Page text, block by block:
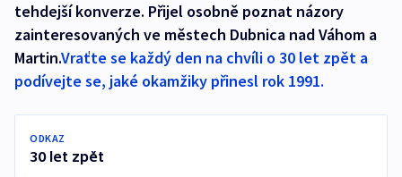
tehdejší konverze. Přijel osobně poznat názory
zainteresovaných ve městech Dubnica nad Váhom a
Martin.Vraťte se každý den na chvíli o 30 let zpět a
podívejte se, jaké okamžiky přinesl rok 1991.
ODKAZ
30 let zpět